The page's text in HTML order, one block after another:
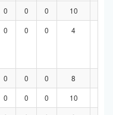
0 0 0 10
0 0 0 4
0 0 0 8
0 0 0 10